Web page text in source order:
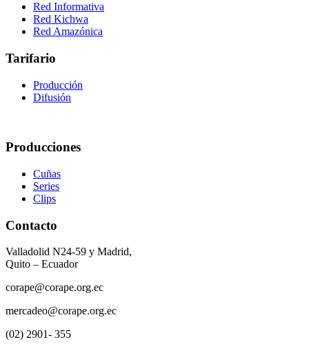
Red Informativa
Red Kichwa
Red Amazónica
Tarifario
Producción
Difusión
Producciones
Cuñas
Series
Clips
Contacto
Valladolid N24-59 y Madrid,
Quito – Ecuador
corape@corape.org.ec
mercadeo@corape.org.ec
(02) 2901- 355